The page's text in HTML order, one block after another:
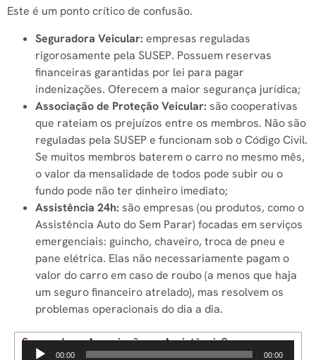
Este é um ponto crítico de confusão.
Seguradora Veicular: empresas reguladas
rigorosamente pela SUSEP. Possuem reservas
financeiras garantidas por lei para pagar
indenizações. Oferecem a maior segurança jurídica;
Associação de Proteção Veicular: são cooperativas
que rateiam os prejuízos entre os membros. Não são
reguladas pela SUSEP e funcionam sob o Código Civil.
Se muitos membros baterem o carro no mesmo mês,
o valor da mensalidade de todos pode subir ou o
fundo pode não ter dinheiro imediato;
Assistência 24h: são empresas (ou produtos, como o
Assistência Auto do Sem Parar) focadas em serviços
emergenciais: guincho, chaveiro, troca de pneu e
pane elétrica. Elas não necessariamente pagam o
valor do carro em caso de roubo (a menos que haja
um seguro financeiro atrelado), mas resolvem os
problemas operacionais do dia a dia.
Seguradora, Associação ou Assistência?
Tocador00:00 00:00